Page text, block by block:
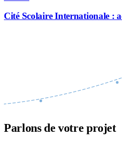
Cité Scolaire Internationale :
Parlons de votre projet